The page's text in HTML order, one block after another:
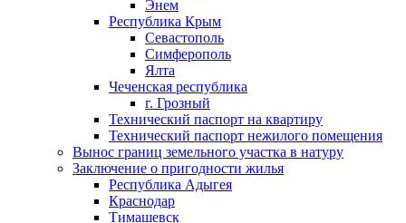
Энем
Республика Крым
Севастополь
Симферополь
Ялта
Чеченская республика
г. Грозный
Технический паспорт на квартиру
Технический паспорт нежилого помещения
Вынос границ земельного участка в натуру
Заключение о пригодности жилья
Республика Адыгея
Краснодар
Тимашевск